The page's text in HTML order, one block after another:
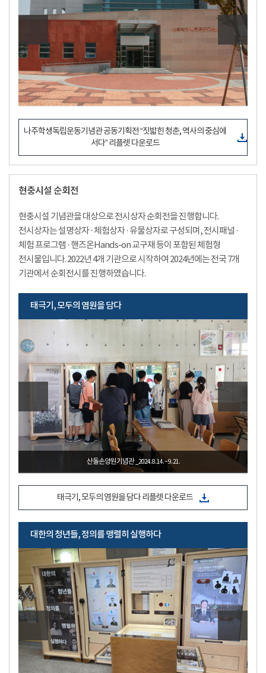
나주학생독립운동기념관 공동기획전 “짓밟힌 청춘, 역사의 중심에
서다” 리플렛 다운로드
현충시설 순회전
현충시설 기념관을 대상으로 전시상자 순회전을 진행합니다.
전시상자는 설명상자 · 체험상자 · 유물상자로 구성되며, 전시패널 ·
체험 프로그램 · 핸즈온Hands-on 교구재 등이 포함된 체험형
전시물입니다. 2022년 4개 기관으로 시작하여 2024년에는 전국 7개
기관에서 순회전시를 진행하였습니다.
태극기, 모두의 염원을 담다
산돌손양원기념관 _2024. 8. 14. ~ 9. 21.
태극기, 모두의 염원을 담다 리플렛 다운로드
대한의 청년들, 정의를 맹렬히 실행하다